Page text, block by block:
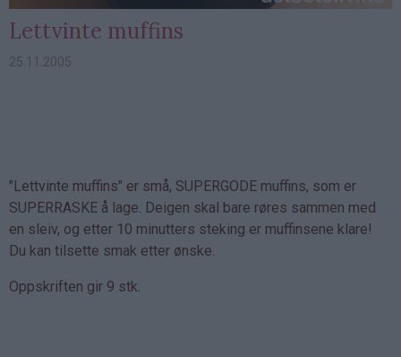
Lettvinte muffins
25.11.2005
"Lettvinte muffins" er små, SUPERGODE muffins, som er
SUPERRASKE å lage. Deigen skal bare røres sammen med
en sleiv, og etter 10 minutters steking er muffinsene klare!
Du kan tilsette smak etter ønske.
Oppskriften gir 9 stk.